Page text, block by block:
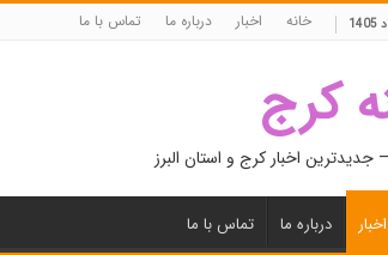
خانه اخبار درباره ما تماس با ما
کرج
جدیدترین اخبار کرج و استان البرز
اخبار درباره ما تماس با ما